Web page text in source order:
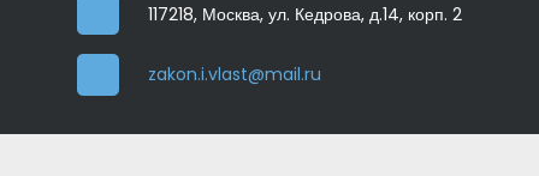
117218, Москва, ул. Кедрова, д.14, корп. 2
zakon.i.vlast@mail.ru